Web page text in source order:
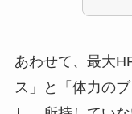
あわせて、最大
ス」と「体力の